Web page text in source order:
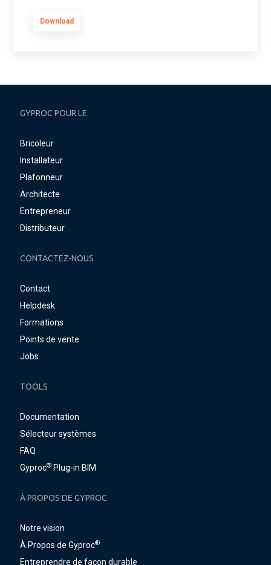
Download
GYPROC POUR LE
Bricoleur
Installateur
Plafonneur
Architecte
Entrepreneur
Distributeur
CONTACTEZ-NOUS
Contact
Helpdesk
Formations
Points de vente
Jobs
TOOLS
Documentation
Sélecteur systèmes
FAQ
Gyproc® Plug-in BIM
À PROPOS DE GYPROC
Notre vision
À Propos de Gyproc®
Entreprendre de façon durable